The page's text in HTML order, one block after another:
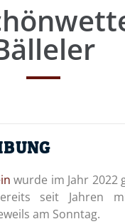
wurde im Jahr 2022
seit Jahren
am Sonntag.